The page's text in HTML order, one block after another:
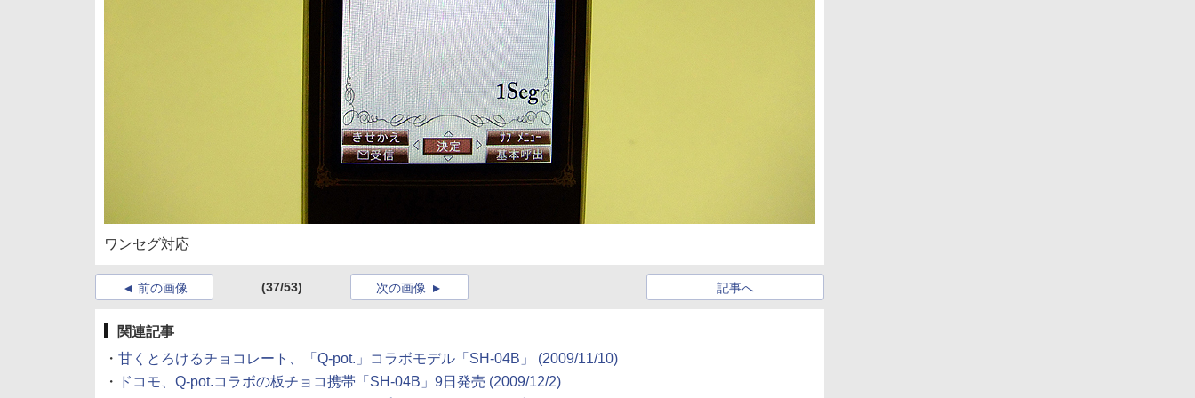
ワンセグ対応
前の画像 (37/53) 記事へ
次の画像
関連記事
・ 甘くとろけるチョコレート、「Q-pot.」コラボモデル「SH-04B」
(2009/11/10)
・
ドコモ、Q-pot.コラボの板チョコ携帯「SH-04B」9日発売 (2009/12/2)